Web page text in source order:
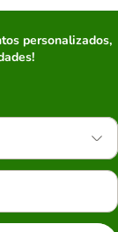
personalizados,